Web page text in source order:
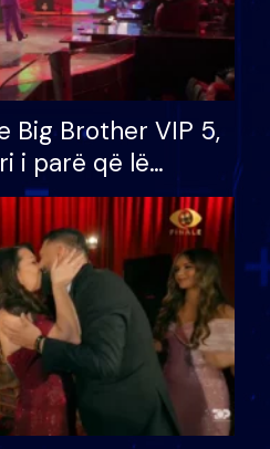
Big Brother VIP 5,
i parë që lë
mundësinë për
madh